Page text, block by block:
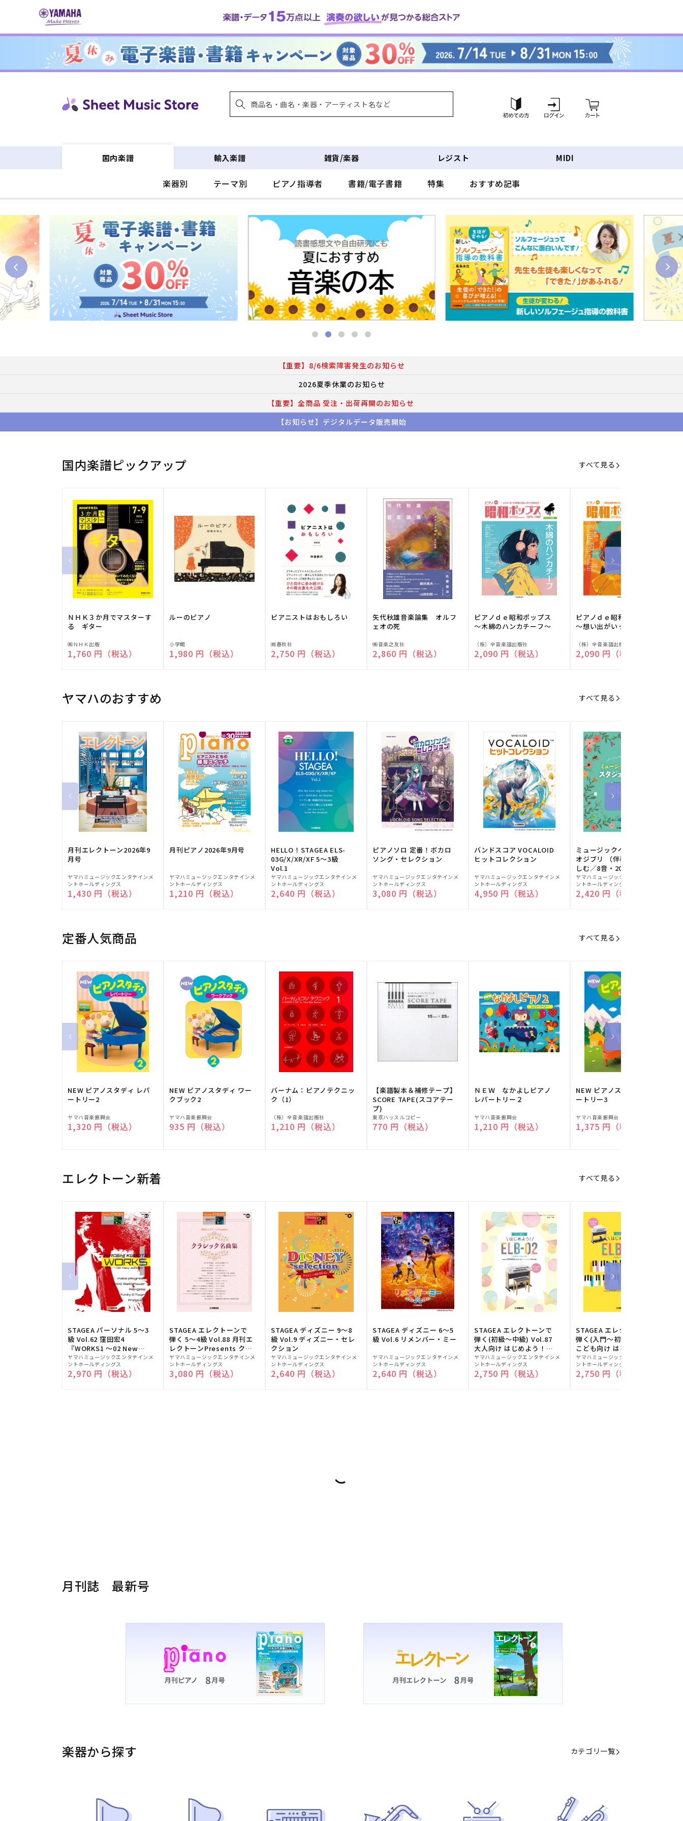
ンツに
グ
イ
ー
ト
国内楽譜
楽器別 テーマ別 ピアノ指導者 書籍/電子書籍 特集 おすすめ記事
輸入楽譜 雑貨/楽器 レジスト MIDI
【重要】8/6検索障害発生のお知らせ
2026夏季休業のお知らせ
【重要】全商品 受注・出荷再開のお知らせ
【お知らせ】デジタルデータ販売開始
国内楽譜ピックアップ すべて見る
ＮＨＫ３か月でマスターす
る ギター
販
売
㈱ＮＨＫ出版
通常価格
1,760 円（税込）
ルーのピアノ
販
売
小学館
通常価格
1,980 円（税込）
ピアニストはおもしろい
販
売
㈱春秋社
通常価格
2,750 円（税込）
矢代秋雄音楽論集 オルフ
ェオの死
販
売
㈱音楽之友社
通常価格
2,860 円（税込）
ピアノｄｅ昭和ポップス
～木綿のハンカチーフ～
販
売
（株）全音楽譜出版社
通常価格
2,090 円（税込）
ピアノｄｅ昭和ポップス
～想い出がいっぱい～
販
売
（株）全音楽譜出版社
通常価格
2,090 円（税込）
ヤマハのおすすめ すべて見る
月刊エレクトーン2026年9
月号
販
売
元:
ヤマハミュージックエンタテインメ
ントホールディングス
通常価格
1,430 円（税込）
月刊ピアノ2026年9月号
販
売
元:
ヤマハミュージックエンタテインメ
ントホールディングス
通常価格
1,210 円（税込）
HELLO！STAGEA ELS-
03G/X/XR/XF 5～3級
Vol.1
販
売
元:
ヤマハミュージックエンタテインメ
ントホールディングス
通常価格
2,640 円（税込）
ピアノソロ 定番！ボカロ
ソング・セレクション
販
売
元:
ヤマハミュージックエンタテインメ
ントホールディングス
通常価格
3,080 円（税込）
バンドスコア VOCALOID
ヒットコレクション
販
売
元:
ヤマハミュージックエンタテインメ
ントホールディングス
通常価格
4,950 円（税込）
ミュージックベルでスタジ
オジブリ （伴奏音源と楽
しむ／8音・20音ベル対応
／ドレミふりがな付）
販
売
元:
ヤマハミュージックエンタテインメ
ントホールディングス
通常価格
2,420 円（税込）
定番人気商品 すべて見る
NEW ピアノスタディ レパ
ートリー2
販
売
ヤマハ音楽振興会
通常価格
1,320 円（税込）
NEW ピアノスタディ ワー
クブック2
販
売
ヤマハ音楽振興会
通常価格
935 円（税込）
バーナム：ピアノテクニッ
ク（1）
販
売
（株）全音楽譜出版社
通常価格
1,210 円（税込）
【楽譜製本＆補修テープ】
SCORE TAPE(スコアテー
プ)
販
売
東京ハッスルコピー
通常価格
770 円（税込）
ＮＥＷ なかよしピアノ
レパートリー２
販
売
ヤマハ音楽振興会
通常価格
1,210 円（税込）
NEW ピアノスタディ レパ
ートリー3
販
売
ヤマハ音楽振興会
通常価格
1,375 円（税込）
エレクトーン新着 すべて見る
STAGEA パーソナル 5～3
級 Vol.62 窪田宏4
『WORKS1 ～02 New
edition～』
販
売
元:
ヤマハミュージックエンタテインメ
ントホールディングス
通常価格
2,970 円（税込）
STAGEA エレクトーンで
弾く 5～4級 Vol.88 月刊エ
レクトーンPresents クラ
シック名曲集
販
売
元:
ヤマハミュージックエンタテインメ
ントホールディングス
通常価格
3,080 円（税込）
STAGEA ディズニー 9～8
級 Vol.9 ディズニー・セレ
クション
販
売
元:
ヤマハミュージックエンタテインメ
ントホールディングス
通常価格
2,640 円（税込）
STAGEA ディズニー 6～5
級 Vol.6 リメンバー・ミー
販
売
元:
ヤマハミュージックエンタテインメ
ントホールディングス
通常価格
2,640 円（税込）
STAGEA エレクトーンで
弾く(初級～中級) Vol.87
大人向け はじめよう！
ELB-02(楽器のトリセツ
付)
販
売
元:
ヤマハミュージックエンタテインメ
ントホールディングス
通常価格
2,750 円（税込）
STAGEA エレクトーンで
弾く(入門～初級) Vol.86
こども向け はじめよう！
ELB-02(楽器のトリセツ
付)
販
売
元:
ヤマハミュージックエンタテインメ
ントホールディングス
通常価格
2,750 円（税込）
月刊誌 最新号
楽器から探す カテゴリ一覧